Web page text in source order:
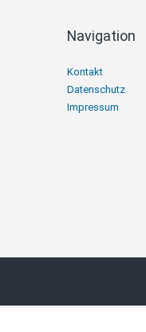
Navigation
Navigation
überspringen
Kontakt
Datenschutz
Impressum